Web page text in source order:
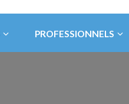
PROFESSIONNELS